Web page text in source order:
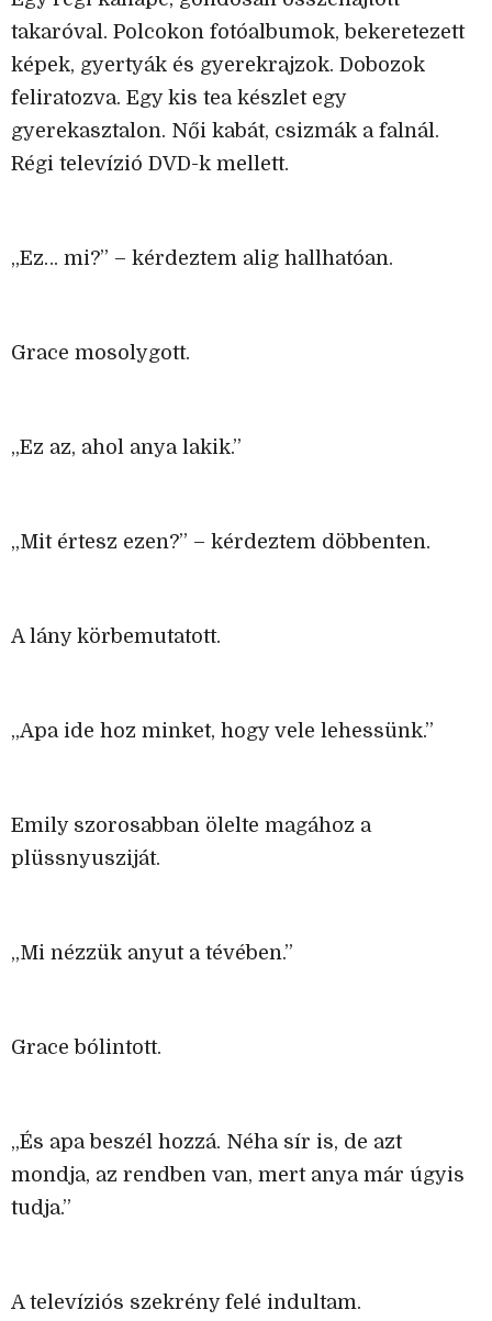
takaróval. Polcokon fotóalbumok, bekeretezett
képek, gyertyák és gyerekrajzok. Dobozok
feliratozva. Egy kis tea készlet egy
gyerekasztalon. Női kabát, csizmák a falnál.
Régi televízió DVD-k mellett.
„Ez… mi?” – kérdeztem alig hallhatóan.
Grace mosolygott.
„Ez az, ahol anya lakik.”
„Mit értesz ezen?” – kérdeztem döbbenten.
A lány körbemutatott.
„Apa ide hoz minket, hogy vele lehessünk.”
Emily szorosabban ölelte magához a
plüssnyusziját.
„Mi nézzük anyut a tévében.”
Grace bólintott.
„És apa beszél hozzá. Néha sír is, de azt
mondja, az rendben van, mert anya már úgyis
tudja.”
A televíziós szekrény felé indultam.